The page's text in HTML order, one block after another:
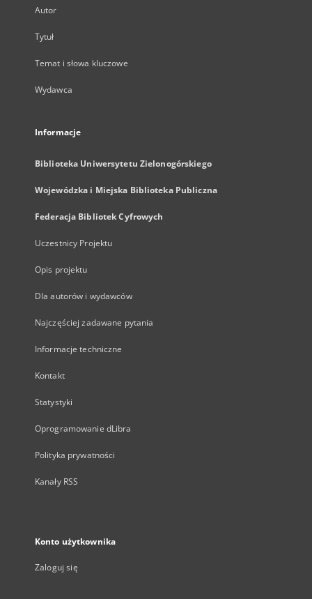
Autor
Tytuł
Temat i słowa kluczowe
Wydawca
Informacje
Biblioteka Uniwersytetu Zielonogórskiego
Wojewódzka i Miejska Biblioteka Publiczna
Federacja Bibliotek Cyfrowych
Uczestnicy Projektu
Opis projektu
Dla autorów i wydawców
Najczęściej zadawane pytania
Informacje techniczne
Kontakt
Statystyki
Oprogramowanie dLibra
Polityka prywatności
Kanały RSS
Konto użytkownika
Zaloguj się